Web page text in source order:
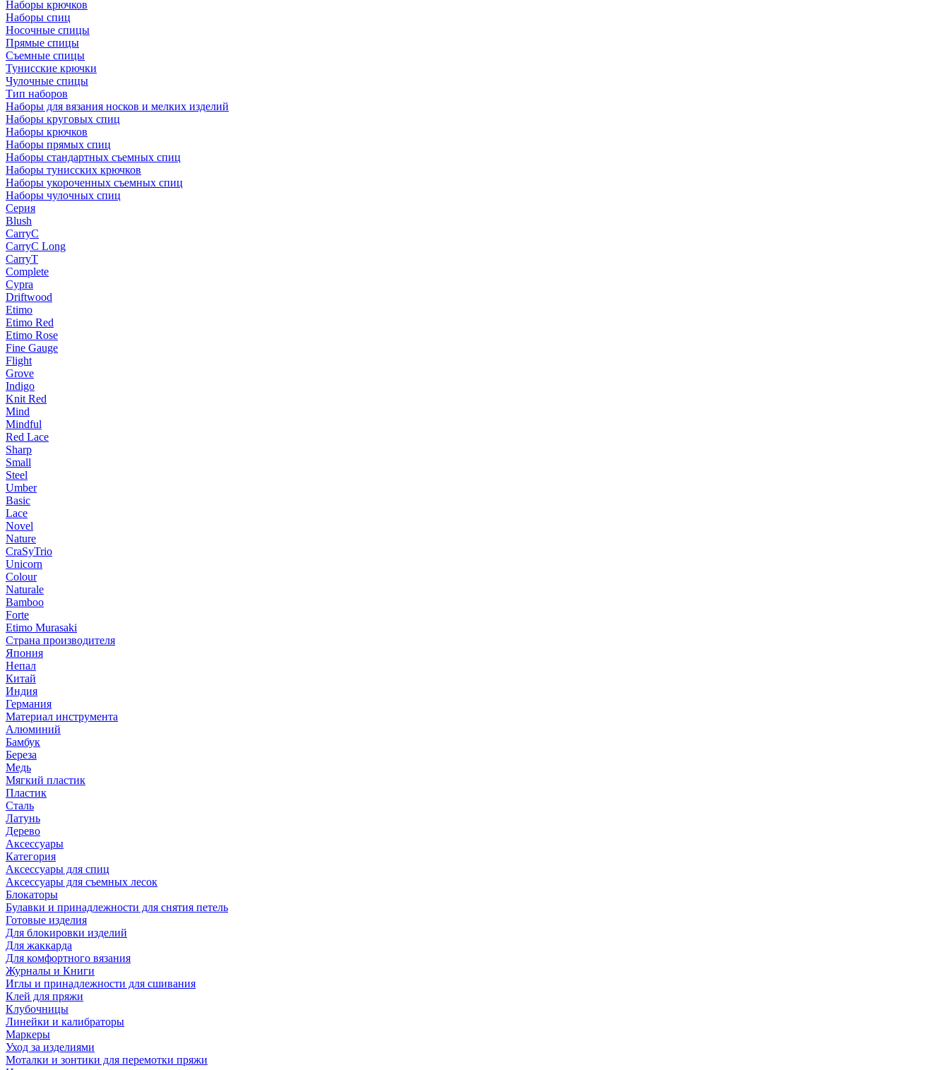
Наборы крючков
Наборы спиц
Носочные спицы
Прямые спицы
Съемные спицы
Тунисские крючки
Чулочные спицы
Тип наборов
Наборы для вязания носков и мелких изделий
Наборы круговых спиц
Наборы крючков
Наборы прямых спиц
Наборы стандартных съемных спиц
Наборы тунисских крючков
Наборы укороченных съемных спиц
Наборы чулочных спиц
Серия
Blush
CarryC
CarryC Long
CarryT
Complete
Cypra
Driftwood
Etimo
Etimo Red
Etimo Rose
Fine Gauge
Flight
Grove
Indigo
Knit Red
Mind
Mindful
Red Lace
Sharp
Small
Steel
Umber
Basic
Lace
Novel
Nature
CraSyTrio
Unicorn
Colour
Naturale
Bamboo
Forte
Etimo Murasaki
Страна производителя
Япония
Непал
Китай
Индия
Германия
Материал инструмента
Алюминий
Бамбук
Береза
Медь
Мягкий пластик
Пластик
Сталь
Латунь
Дерево
Аксессуары
Категория
Аксессуары для спиц
Аксессуары для съемных лесок
Блокаторы
Булавки и принадлежности для снятия петель
Готовые изделия
Для блокировки изделий
Для жаккарда
Для комфортного вязания
Журналы и Книги
Иглы и принадлежности для сшивания
Клей для пряжи
Клубочницы
Линейки и калибраторы
Маркеры
Уход за изделиями
Моталки и зонтики для перемотки пряжи